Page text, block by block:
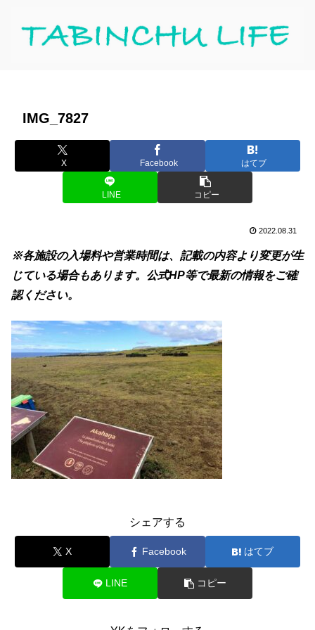
IMG_7827
X Facebook はてブ
LINE コピー
2022.08.31
※各施設の入場料や営業時間は、記載の内容より変更が生
じている場合もあります。公式HP等で最新の情報をご確
認ください。
シェアする
X Facebook はてブ
LINE コピー